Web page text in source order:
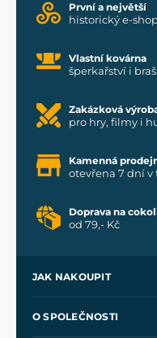
První a největší
historický e-
Vlastní kovárna
šperkařství i
Zakázková
pro hry, filmy i
Kamenná
otevřena 7 dní v
Doprava na
od 79,- Kč
JAK NAKOUPIT
O SPOLEČNOSTI